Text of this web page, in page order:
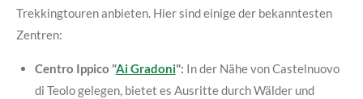
Trekkingtouren anbieten. Hier sind einige der bekanntesten
Zentren:
Centro Ippico "Ai Gradoni": In der Nähe von Castelnuovo
di Teolo gelegen, bietet es Ausritte durch Wälder und